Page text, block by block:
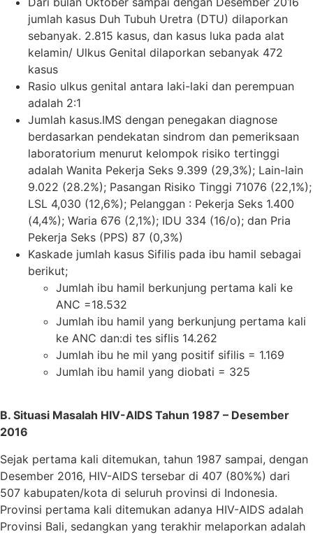
jumlah kasus Duh Tubuh Uretra (DTU) dilaporkan
sebanyak. 2.815 kasus, dan kasus luka pada alat
kelamin/ Ulkus Genital dilaporkan sebanyak 472
kasus
Rasio ulkus genital antara laki-laki dan perempuan
adalah 2:1
Jumlah kasus.IMS dengan penegakan diagnose
berdasarkan pendekatan sindrom dan pemeriksaan
laboratorium menurut kelompok risiko tertinggi
adalah Wanita Pekerja Seks 9.399 (29,3%); Lain-lain
9.022 (28.2%); Pasangan Risiko Tinggi 71076 (22,1%);
LSL 4,030 (12,6%); Pelanggan : Pekerja Seks 1.400
(4,4%); Waria 676 (2,1%); IDU 334 (16/o); dan Pria
Pekerja Seks (PPS) 87 (0,3%)
Kaskade jumlah kasus Sifilis pada ibu hamil sebagai
berikut;
Jumlah ibu hamil berkunjung pertama kali ke
ANC =18.532
Jumlah ibu hamil yang berkunjung pertama kali
ke ANC dan:di tes siflis 14.262
Jumlah ibu he mil yang positif sifilis = 1.169
Jumlah ibu hamil yang diobati = 325
B. Situasi Masalah HIV-AIDS Tahun 1987 – Desember
2016
Sejak pertama kali ditemukan, tahun 1987 sampai, dengan
Desember 2016, HIV-AIDS tersebar di 407 (80%%) dari
507 kabupaten/kota di seluruh provinsi di Indonesia.
Provinsi pertama kali ditemukan adanya HIV-AIDS adalah
Provinsi Bali, sedangkan yang terakhir melaporkan adalah